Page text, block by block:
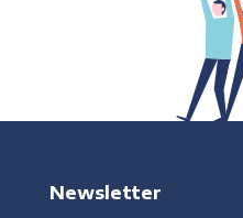
Newsletter